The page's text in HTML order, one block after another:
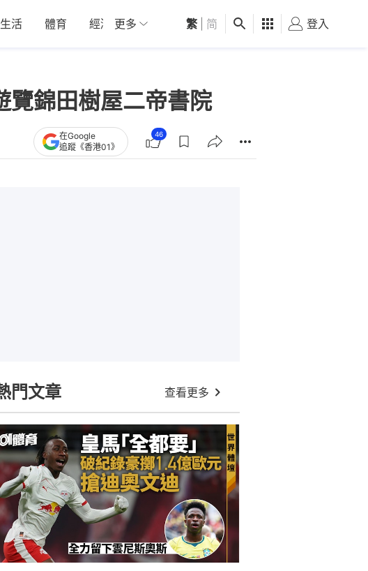
生活 體育 經濟 01深圳 觀點 健康 好食玩飛
更多 繁 简 登入
錦田樹屋二帝書院
在Google
追蹤《香港01》
46
門文章 查看更多